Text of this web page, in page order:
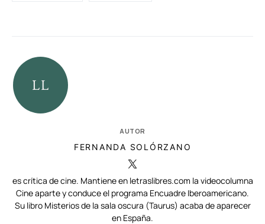
AUTOR
FERNANDA SOLÓRZANO
es crítica de cine. Mantiene en letraslibres.com la videocolumna
Cine aparte y conduce el programa Encuadre Iberoamericano.
Su libro Misterios de la sala oscura (Taurus) acaba de aparecer
en España.